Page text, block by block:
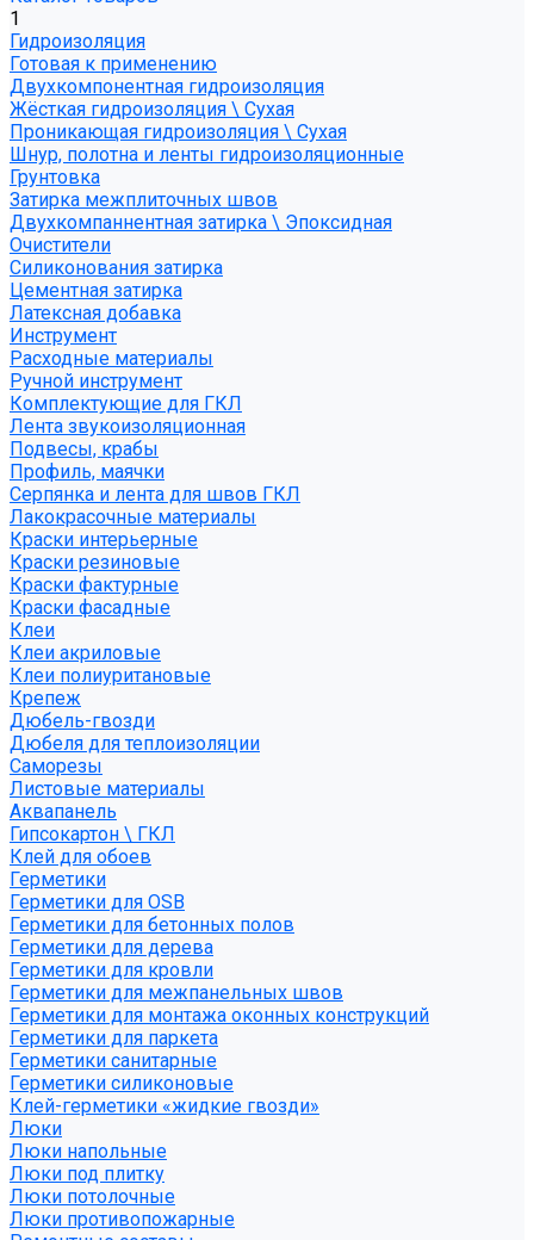
1
Гидроизоляция
Готовая к применению
Двухкомпонентная гидроизоляция
Жёсткая гидроизоляция \ Сухая
Проникающая гидроизоляция \ Сухая
Шнур, полотна и ленты гидроизоляционные
Грунтовка
Затирка межплиточных швов
Двухкомпаннентная затирка \ Эпоксидная
Очистители
Силиконования затирка
Цементная затирка
Латексная добавка
Инструмент
Расходные материалы
Ручной инструмент
Комплектующие для ГКЛ
Лента звукоизоляционная
Подвесы, крабы
Профиль, маячки
Серпянка и лента для швов ГКЛ
Лакокрасочные материалы
Краски интерьерные
Краски резиновые
Краски фактурные
Краски фасадные
Клеи
Клеи акриловые
Клеи полиуритановые
Крепеж
Дюбель-гвозди
Дюбеля для теплоизоляции
Саморезы
Листовые материалы
Аквапанель
Гипсокартон \ ГКЛ
Клей для обоев
Герметики
Герметики для OSB
Герметики для бетонных полов
Герметики для дерева
Герметики для кровли
Герметики для межпанельных швов
Герметики для монтажа оконных конструкций
Герметики для паркета
Герметики санитарные
Герметики силиконовые
Клей-герметики «жидкие гвозди»
Люки
Люки напольные
Люки под плитку
Люки потолочные
Люки противопожарные